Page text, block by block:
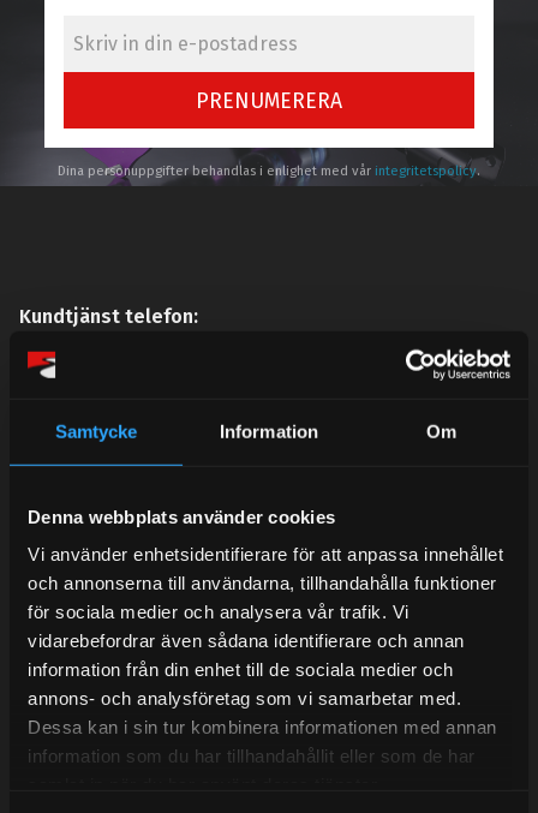
Samtycke Information Om
Denna webbplats använder cookies
Vi använder enhetsidentifierare för att anpassa innehållet
och annonserna till användarna, tillhandahålla funktioner
för sociala medier och analysera vår trafik. Vi
vidarebefordrar även sådana identifierare och annan
information från din enhet till de sociala medier och
annons- och analysföretag som vi samarbetar med.
Dessa kan i sin tur kombinera informationen med annan
information som du har tillhandahållit eller som de har
PRENUMERERA
Dina personuppgifter behandlas i enlighet med vår integritetspolicy.
Kundtjänst telefon:
Semestertider.
under sommaren men med viss fördröjning. 2/7 -9/7 är
det helt stängt.
Tel:031- 51 66 60
E-post:info@streetperformance.se